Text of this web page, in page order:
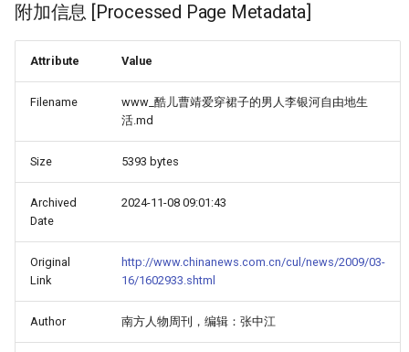
附加信息 [Processed Page Metadata]
Attribute Value
Filename
www_酷儿曹靖爱穿裙子的男人李银河自由地生
活.md
Size 5393 bytes
Archived
Date
2024-11-08 09:01:43
Original
Link
http://www.chinanews.com.cn/cul/news/2009/03-
16/1602933.shtml
Author 南方人物周刊，编辑：张中江